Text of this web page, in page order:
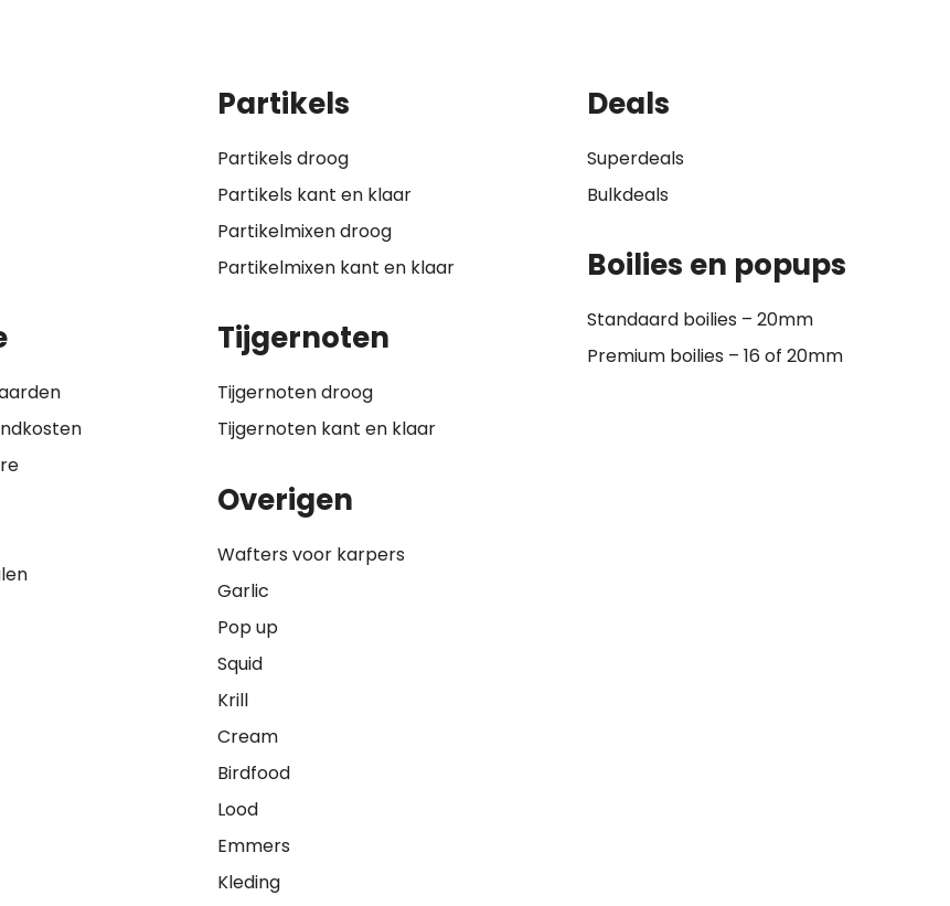
Partikels
Partikels droog
Partikels kant en klaar
Partikelmixen droog
Partikelmixen kant en klaar
Tijgernoten
Tijgernoten droog
Tijgernoten kant en klaar
Overigen
Wafters voor karpers
Garlic
Pop up
Squid
Krill
Cream
Birdfood
Lood
Emmers
Kleding
Deals
Superdeals
Bulkdeals
Boilies en popups
Standaard boilies – 20mm
Premium boilies – 16 of 20mm